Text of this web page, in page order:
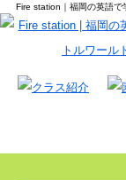
Fire station｜福岡の英語